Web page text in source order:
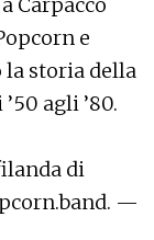
e
la storia della
agli ’80.
di
—